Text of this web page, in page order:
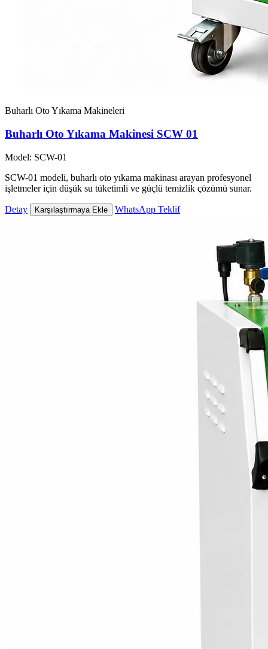
Buharlı Oto Yıkama Makineleri
Buharlı Oto Yıkama Makinesi SCW 01
Model: SCW-01
SCW-01 modeli, buharlı oto yıkama makinası arayan profesyonel
işletmeler için düşük su tüketimli ve güçlü temizlik çözümü sunar.
Detay Karşılaştırmaya Ekle WhatsApp Teklif